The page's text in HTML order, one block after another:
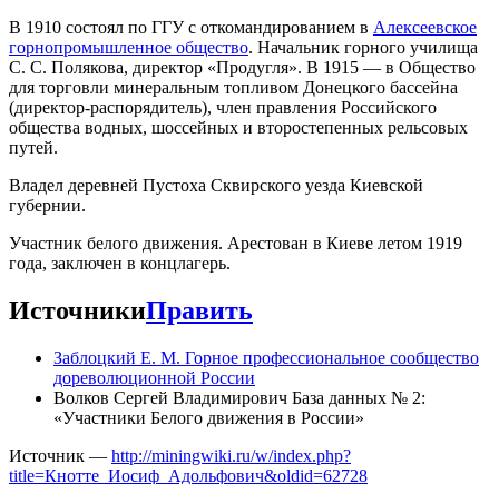
В 1910 состоял по ГГУ с откомандированием в Алексеевское
горнопромышленное общество. Начальник горного училища
С. С. Полякова, директор «Продугля». В 1915 — в Общество
для торговли минеральным топливом Донецкого бассейна
(директор-распорядитель), член правления Российского
общества водных, шоссейных и второстепенных рельсовых
путей.
Владел деревней Пустоха Сквирского уезда Киевской
губернии.
Участник белого движения. Арестован в Киеве летом 1919
года, заключен в концлагерь.
ИсточникиПравить
Заблоцкий Е. М. Горное профессиональное сообщество
дореволюционной России
Волков Сергей Владимирович База данных № 2:
«Участники Белого движения в России»
Источник — http://miningwiki.ru/w/index.php?
title=Кнотте_Иосиф_Адольфович&oldid=62728